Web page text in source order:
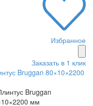
Избранное
Заказать в 1 клик
Bruggan 80×10×2200